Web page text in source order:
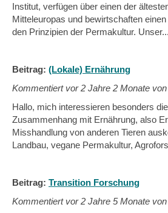
Institut, verfügen über einen der
Mitteleuropas und bewirtschaften
den Prinzipien der Permakultur. Unser...
Beitrag: (Lokale) Ernährung
Kommentiert vor2 Jahre 2 Monate
Hallo, mich interessieren besonders
Zusammenhang mit Ernährung, also
Misshandlung von anderen Tieren
Landbau, vegane Permakultur,
Beitrag: Transition Forschung
Kommentiert vor2 Jahre 5 Monate